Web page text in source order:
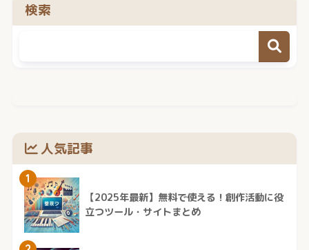
検索
人気記事
1
【2025年最新】無料で使える！創作活動に役
立つツール・サイトまとめ